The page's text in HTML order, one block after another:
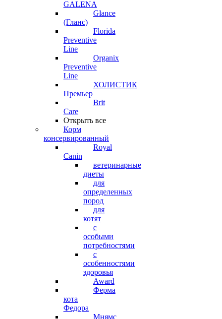
GALENA
Glance
(Гланс)
Florida
Preventive
Line
Organix
Preventive
Line
ХОЛИСТИК
Премьер
Brit
Care
Открыть все
Корм
консервированный
Royal
Canin
ветеринарные
диеты
для
определенных
пород
для
котят
с
особыми
потребностями
с
особенностями
здоровья
Award
Ферма
кота
Федора
Мнямс